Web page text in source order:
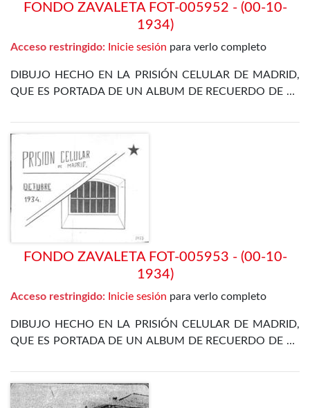
FONDO ZAVALETA FOT-005952 - (00-10-
1934)
Acceso restringido: Inicie sesión para verlo completo
DIBUJO HECHO EN LA PRISIÓN CELULAR DE MADRID,
QUE ES PORTADA DE UN ALBUM DE RECUERDO DE LA
REVOLUCIÓN DE OCTUBRE DE 1934
FONDO ZAVALETA FOT-005953 - (00-10-
1934)
Acceso restringido: Inicie sesión para verlo completo
DIBUJO HECHO EN LA PRISIÓN CELULAR DE MADRID,
QUE ES PORTADA DE UN ALBUM DE RECUERDO DE LA
REVOLUCIÓN DE OCTUBRE DE 1934